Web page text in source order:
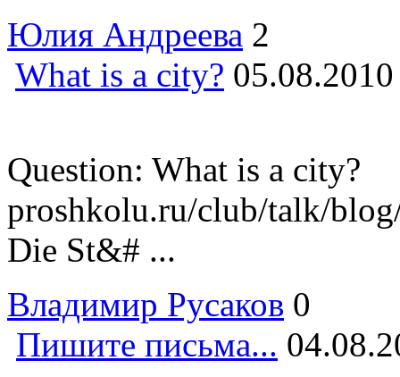
Юлия Андреева 2
What is a city?
Question: What is a city?
proshkolu.ru/club/talk/
Die St&# ...
Владимир Русаков 0
Пишите письма...